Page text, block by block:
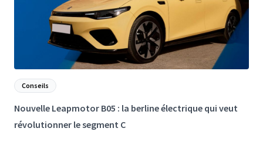
Conseils
Nouvelle Leapmotor B05 : la berline électrique qui veut
révolutionner le segment C